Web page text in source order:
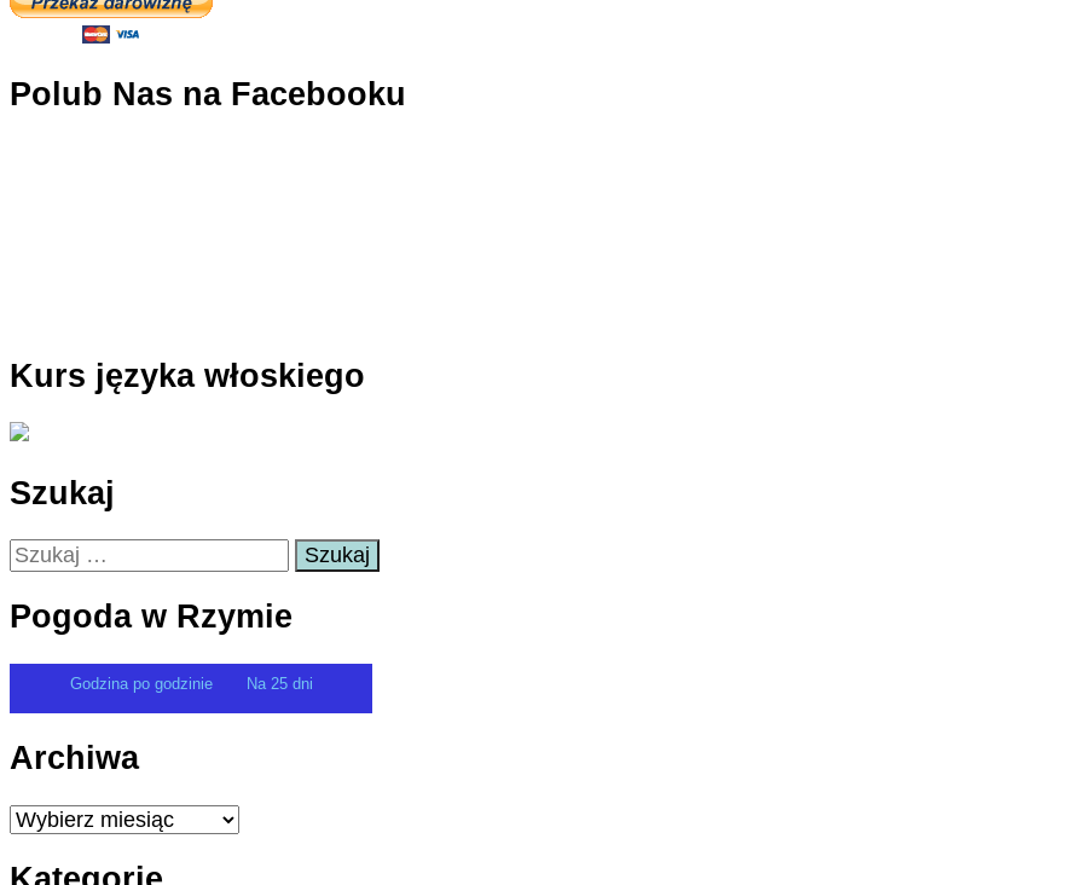
Polub Nas na Facebooku
Kurs języka włoskiego
Szukaj
Szukaj:
Pogoda w Rzymie
Godzina po godzinie Na 25 dni
Archiwa
Archiwa